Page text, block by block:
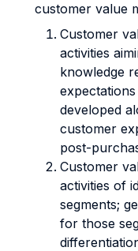
customer value
Customer
activities
knowledge
developed
customer
post-
Customer
activities of
segments;
for those